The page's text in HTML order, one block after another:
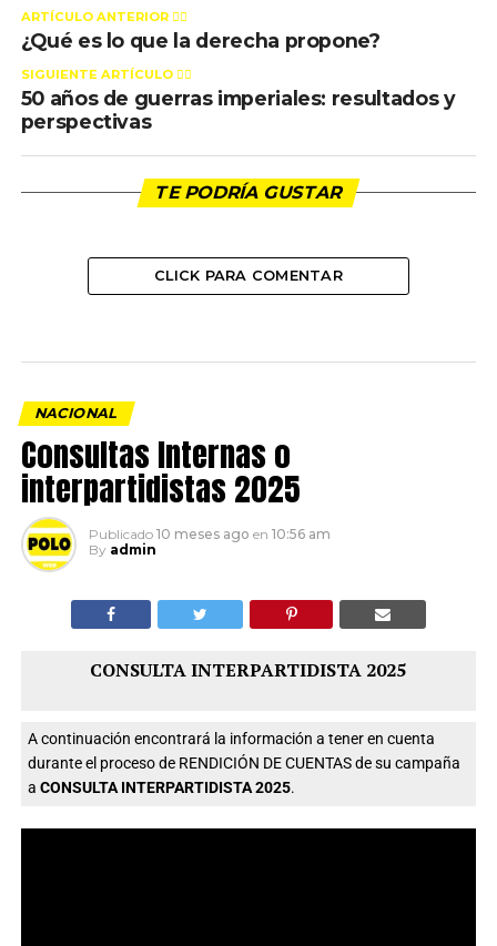
ARTÍCULO ANTERIOR 👉🏻
¿Qué es lo que la derecha propone?
SIGUIENTE ARTÍCULO 👈🏻
50 años de guerras imperiales: resultados y
perspectivas
TE PODRÍA GUSTAR
CLICK PARA COMENTAR
NACIONAL
Consultas Internas o
interpartidistas 2025
Publicado 10 meses ago en 10:56 am
By admin
CONSULTA INTERPARTIDISTA 2025
A continuación encontrará la información a tener en cuenta
durante el proceso de RENDICIÓN DE CUENTAS de su campaña
a CONSULTA INTERPARTIDISTA 2025.